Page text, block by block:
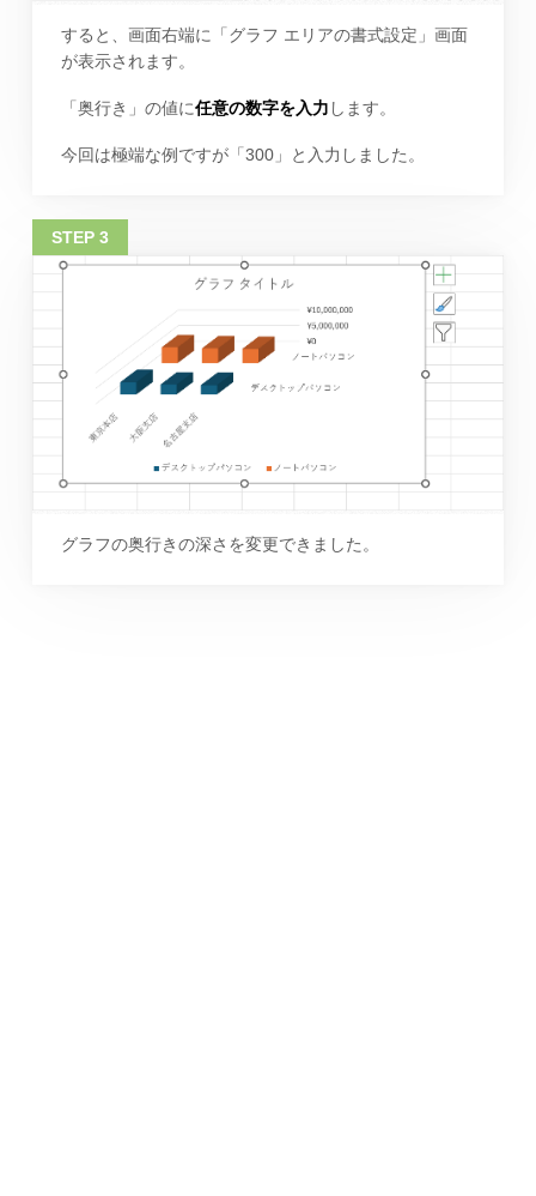
すると、画面右端に「グラフ エリアの書式設定」画面
が表示されます。
「奥行き」の値に任意の数字を入力 します。
今回は極端な例ですが「300」と入力しました。
グラフの奥行きの深さを変更できました。